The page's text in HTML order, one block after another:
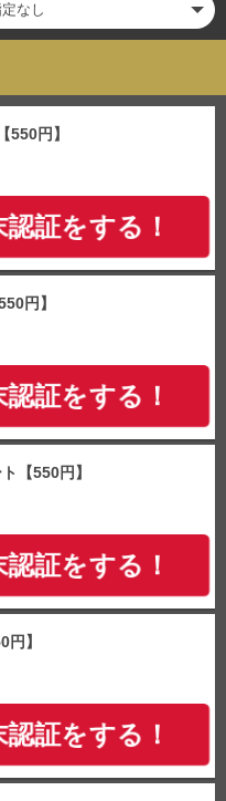
円】
認証をする！
円】
認証をする！
【550円】
認証をする！
】
認証をする！